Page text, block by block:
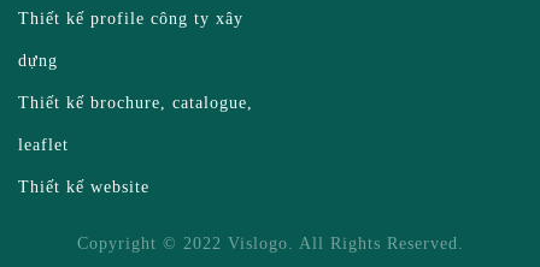
Thiết kế profile công ty xây
dựng
Thiết kế brochure, catalogue,
leaflet
Thiết kế website
Copyright © 2022 Vislogo. All Rights Reserved.